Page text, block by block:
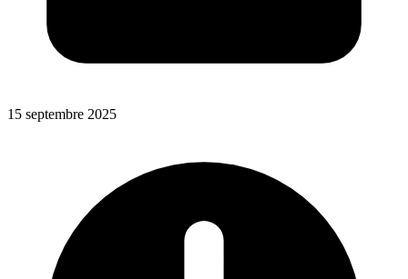
15 septembre 2025